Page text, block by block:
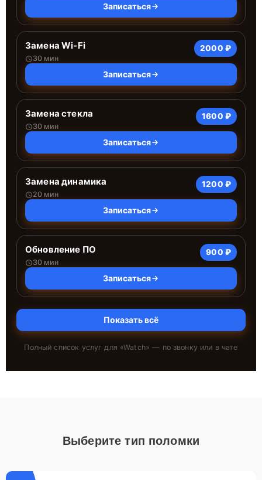
Записаться
Замена Wi-Fi
30 мин
2000 ₽
Записаться
Замена стекла
30 мин
1600 ₽
Записаться
Замена динамика
20 мин
1200 ₽
Записаться
Обновление ПО
30 мин
900 ₽
Записаться
Показать всё
Полный список услуг для «Watch» — по звонку или в чате
Выберите тип поломки